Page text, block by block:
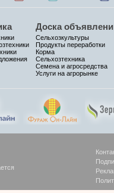
Доска
Сельхозкультуры
Продукты переработки
Корма
Сельхозтехника
Семена и агросредства
Услуги на агрорынке